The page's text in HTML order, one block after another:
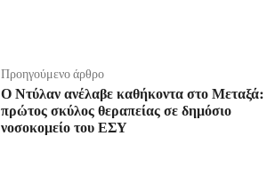
Προηγούμενο άρθρο
Ο Ντύλαν ανέλαβε καθήκοντα στο
πρώτος σκύλος θεραπείας σε δημόσιο
νοσοκομείο του ΕΣΥ